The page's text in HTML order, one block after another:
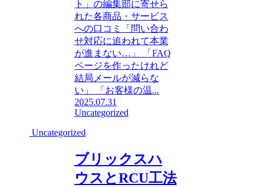
ト」の編集部に寄せら
れた各商品・サービス
への口コミ「問い合わ
せ対応に追われて本業
が進まない…」 「FAQ
ページを作ったけれど
結局メールが減らな
い」 「お客様の温...
2025.07.31
Uncategorized
Uncategorized
ブリックスハ
ウスとRCU工法